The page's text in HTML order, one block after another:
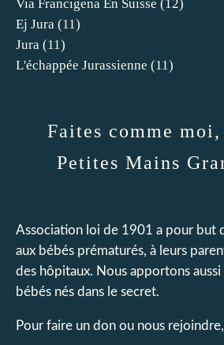
Via Francigena En Suisse (12)
Ej Jura (11)
Jura (11)
L'échappée Jurassienne (11)
Faites comme moi,
Petites Mains
Association loi de 1901 a pour but
aux bébés prématurés, à leurs
des hôpitaux. Nous apportons
bébés nés dans le secret.
Pour faire un don ou nous